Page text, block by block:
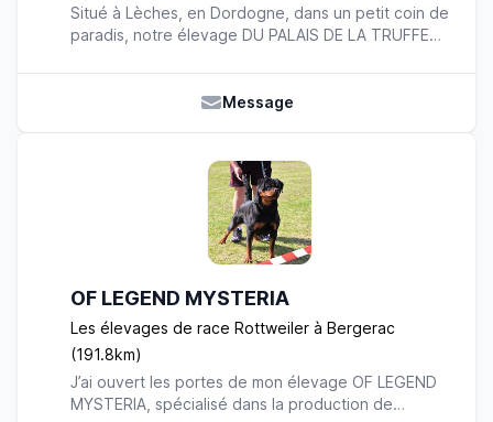
Situé à Lèches, en Dordogne, dans un petit coin de
paradis, notre élevage DU PALAIS DE LA TRUFFE
sont parmi nous. Ici nos petits lutins vivent dans un
parc verdoyant et arboré. Les bébés sont élevés
sélectionner nos chiens et travaillons avec des
éleveurs étrangers afin d’avoir le carlin le plus
proche du standard de la race. Nos chiens sont
testés ADN, MYÉLOPATHIE dégénérative par les
laboratoires ANTAGENE et testés pour les rotules
participons à des expositions canines, côtoyons et
travaillons avec d'autres éleveurs. Nous avons fait
des saillies en Argentine, Etats-Unis, etc.., et
sélectionné des chiens en Hongrie, Russie,
Canada, pour que nos chiots soient beaux et en
super forme. Le CARLIN est sans aucun doute le
Message
OF LEGEND MYSTERIA
Les élevages de race Rottweiler à Bergerac
(191.8km)
J’ai ouvert les portes de mon élevage OF LEGEND
MYSTERIA, spécialisé dans la production de